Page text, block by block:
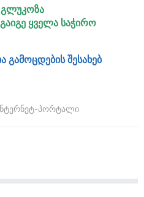
გლუკოზა
ყველა საჭირო
გამოცდების შესახებ
პორტალი